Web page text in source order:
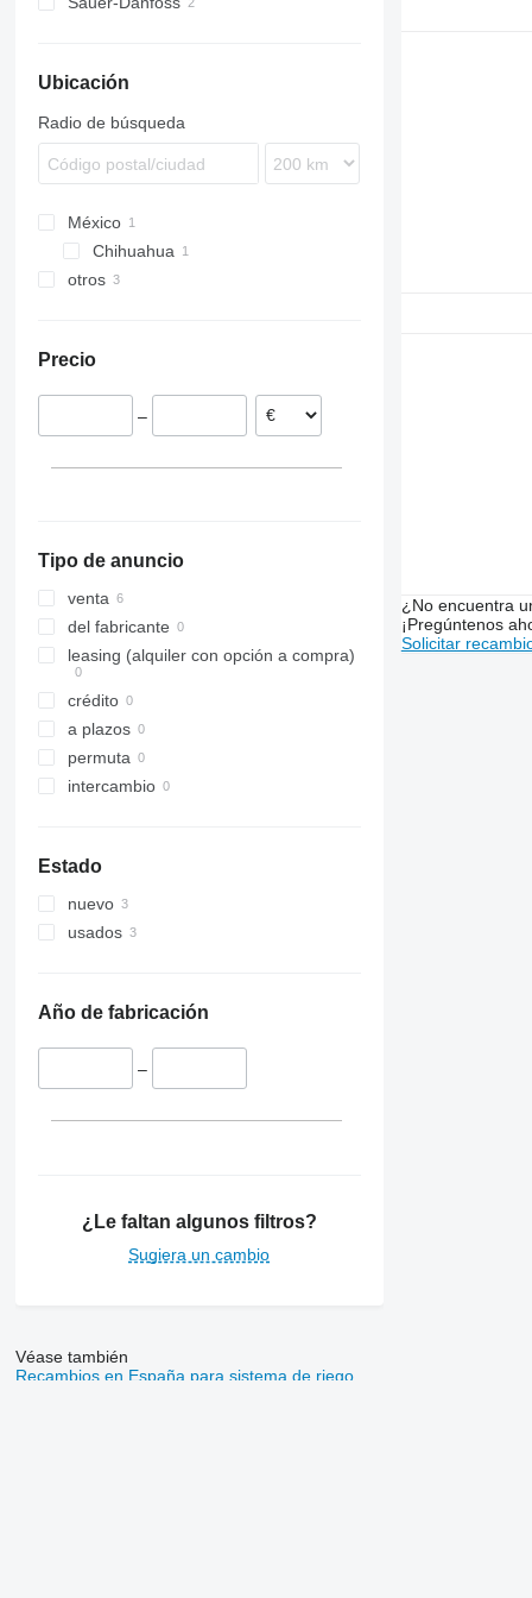
Ubicación
Radio de búsqueda
México
Chihuahua
otros
Precio
–
Tipo de anuncio
venta
del fabricante
leasing (alquiler con opción a compra)
crédito
a plazos
permuta
intercambio
Estado
nuevo
usados
Año de fabricación
–
¿Le faltan algunos filtros?
Sugiera un cambio
¿No encuentra
¡Pregúntenos
Solicitar
Véase también
Recambios en España para sistema de riego